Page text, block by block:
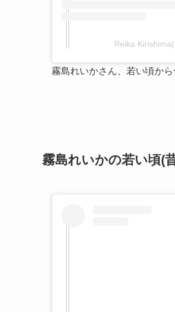
Reika
霧島れいかさん、若い頃か
霧島れいかの若い頃(